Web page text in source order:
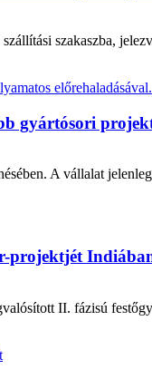
szakaszba,
gyártósori
A vállalat
projektjét
II. fázisú